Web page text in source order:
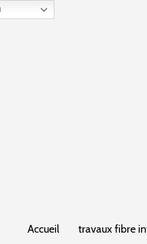
Accueil travaux fibre